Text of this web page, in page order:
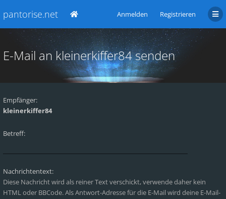
pantorise.net Anmelden Registrieren
E-Mail an kleinerkiffer84 senden
Empfänger:
kleinerkiffer84
Betreff:
Nachrichtentext:
Diese Nachricht wird als reiner Text verschickt, verwende daher kein
HTML oder BBCode. Als Antwort-Adresse für die E-Mail wird deine E-Mail-